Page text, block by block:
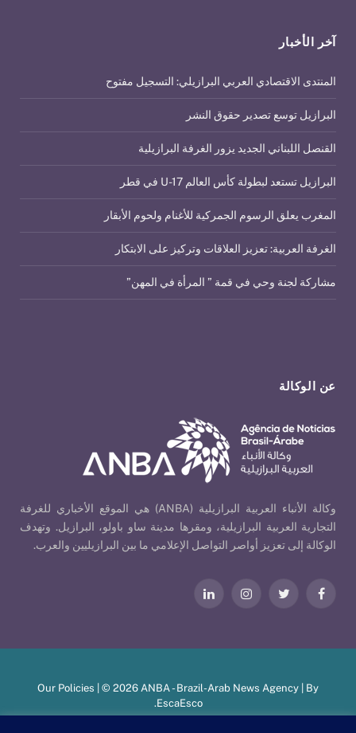
عن الوكالة
وكالة الأنباء العربية البرازيلية (ANBA) هي الموقع الأخباري للغرفة
التجارية العربية البرازيلية، ومقرها مدينة ساو باولو، البرازيل. وتهدف
الوكالة إلى تعزيز أواصر التواصل الإعلامي ما بين البرازيليين والعرب.
فيسبوكتويتر الانستغراملينكدإن
آخر الأخبار
المنتدى الاقتصادي العربي البرازيلي: التسجيل مفتوح
البرازيل توسع تصدير حقوق النشر
القنصل اللبناني الجديد يزور الغرفة البرازيلية
البرازيل تستعد لبطولة كأس العالم U-17 في قطر
المغرب يعلق الرسوم الجمركية للأغنام ولحوم الأبقار
الغرفة العربية: تعزيز العلاقات وتركيز على الابتكار
مشاركة لجنة وحي في قمة ” المرأة في المهن”
Our Policies | © 2026 ANBA - Brazil-Arab News Agency | By
EscaEsco
.